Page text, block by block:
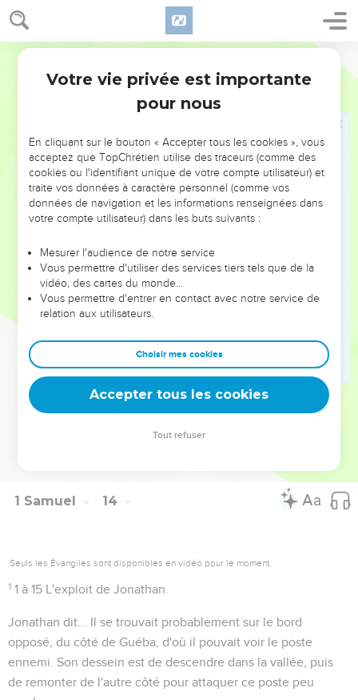
1 Samuel 13
peser de plus en plus leur oppression sur Israël. On peut
demander avec quelles armes les Israélites avaient défait les
Ammonites. On doit supposer qu'ils avaient uniquement les
armes des peuples barbares, arcs, javelots, frondes, lances,
massues, haches de pierre, et qu'ils n'avaient rencontré aussi
que celles-là chez ce peuple nomade.
Dans la main de Saül et de Jonathan...Ces mots préparent le
récit suivant. Jonathan n'eût pu accomplir son exploit sans
lance, ni épée.
Et un corps de Philistins. Le récit recommence (après
18. L'acte audacieux de Jonathan amena une nouvelle
invasion des Philistins qui les conduisit au cœur du pays.
Au passage de Micmas. Il y a dans la vallée de Subeinit un
endroit où les deux rochers opposés, l'un situé au nord,
l'autre au sud, sont très rapprochés. Les Philistins vinrent
sans doute occuper celui du nord, d'où ils dominaient cette
partie la plus étroite du défilé.
1 Samuel 14
Seuls les Évangiles sont disponibles en vidéo pour le moment.
1 1 à 15 L'exploit de Jonathan.
Jonathan dit...
Il se trouvait probablement sur le bord
opposé, du côté de Guéba, d'où il pouvait voir le poste
ennemi. Son dessein est de descendre dans la vallée, puis
de remonter de l'autre côté pour attaquer ce poste peu
Votre vie privée est importante
pour nous
En cliquant sur le bouton « Accepter tous les cookies », vous
acceptez que TopChrétien utilise des traceurs (comme des
cookies ou l'identifiant unique de votre compte utilisateur) et
traite vos données à caractère personnel (comme vos
données de navigation et les informations renseignées dans
votre compte utilisateur) dans les buts suivants :
Mesurer l'audience de notre service
Vous permettre d'utiliser des services tiers tels que de la
vidéo, des cartes du monde…
Vous permettre d'entrer en contact avec notre service de
relation aux utilisateurs.
Choisir mes cookies
Accepter tous les cookies
Tout refuser